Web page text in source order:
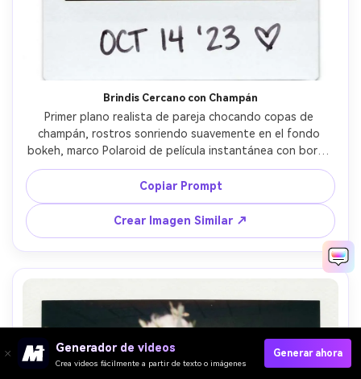
Brindis Cercano con Champán
Primer plano realista de pareja chocando copas de
champán, rostros sonriendo suavemente en el fondo
bokeh, marco Polaroid de película instantánea con borde
blanco, destello de flash en el cristal, grano sutil y
desvanecimiento cálido, tomada con lente 85mm, poca
profundidad de campo, fecha manuscrita y pequeño
corazón en el borde, luz cinematográfica suave --ar 4:5
Copiar Prompt
Crear Imagen Similar ↗
Generador de videos
Crea videos fácilmente a partir de texto o imágenes
Generar ahora